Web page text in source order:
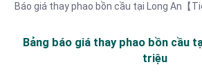
Báo giá thay phao bồn cầu tại Long An【
Bảng báo giá thay phao bồn cầu
triệu